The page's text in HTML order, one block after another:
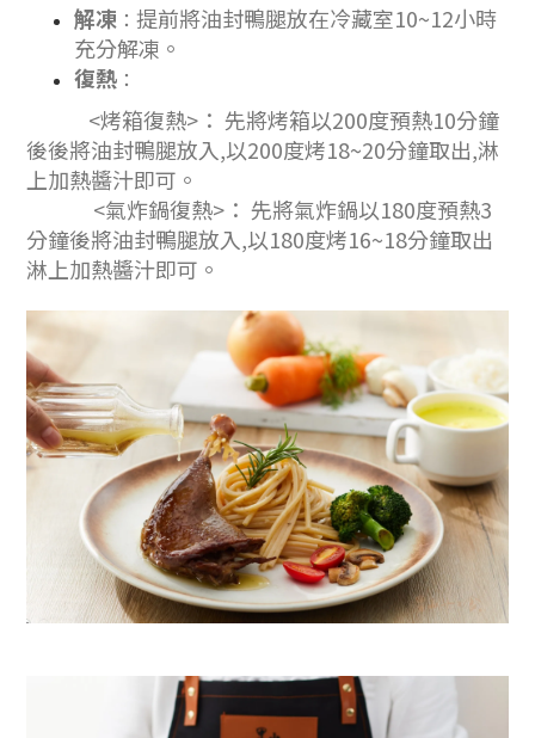
解凍 ： 提前將油封鴨腿放在冷藏室10~12小時
充分解凍。
復熱 ：
<烤箱復熱>： 先將烤箱以200度預熱10分鐘
後後將油封鴨腿放入,以200度烤18~20分鐘取出,淋
上加熱醬汁即可。
<氣炸鍋復熱>： 先將氣炸鍋以180度預熱3
分鐘後將油封鴨腿放入,以180度烤16~18分鐘取出
淋上加熱醬汁即可。